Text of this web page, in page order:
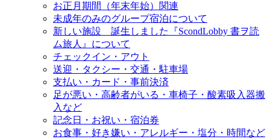
お正月期間（年末年始）関連
未成年のみのグループ宿泊について
新しい施設 誕生しました『ScondLobby 書ヲ読
ム旅人』について
チェックイン・アウト
送迎・タクシー・交通・駐車場
支払い・カード・事前決済
足が悪い・高齢者がいる・車椅子・酸素吸入器搬
入など
記念日・お祝い・宿泊券
お食事・好き嫌い・アレルギー・塩分・時間など